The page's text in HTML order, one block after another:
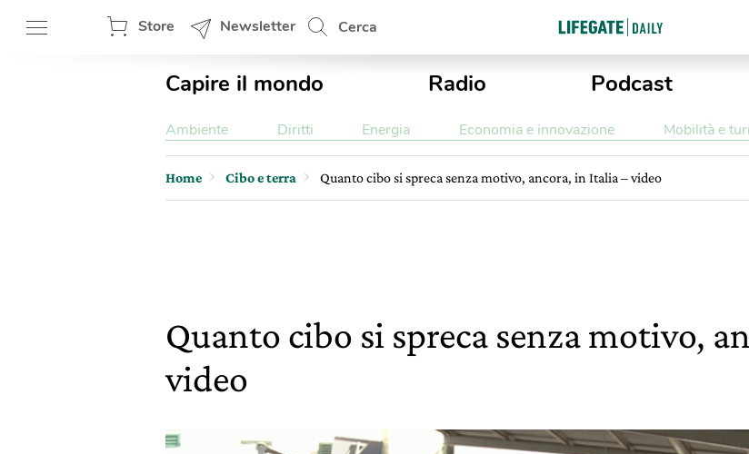
Store Newsletter Cerca
Capire il mondo Radio Podcast
Ambiente Diritti Energia Economia e innovazione Mobilità e
Home Cibo e terra Quanto cibo si spreca senza motivo, ancora, in Italia – video
Quanto cibo si spreca senza motivo,
video